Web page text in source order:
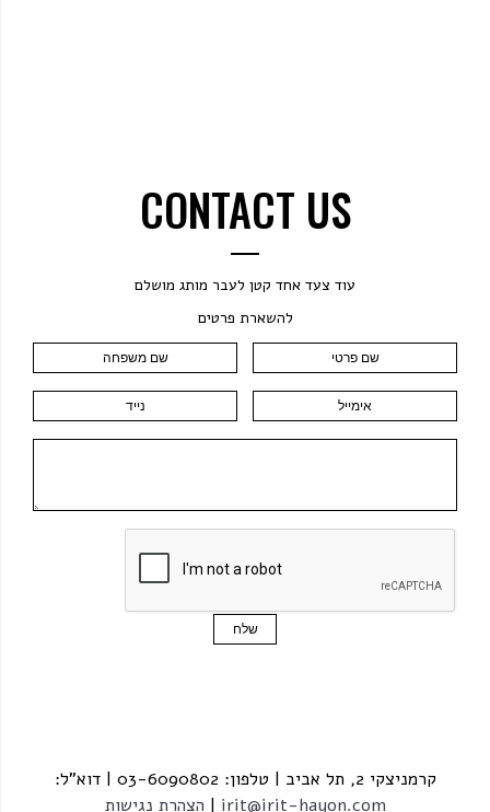
CONTACT US
עוד צעד אחד קטן לעבר מותג מושלם
להשארת פרטים
קרמניצקי 2, תל אביב | טלפון: 03-6090802 | דוא"ל:
irit@irit-hayon.com
| הצהרת נגישות